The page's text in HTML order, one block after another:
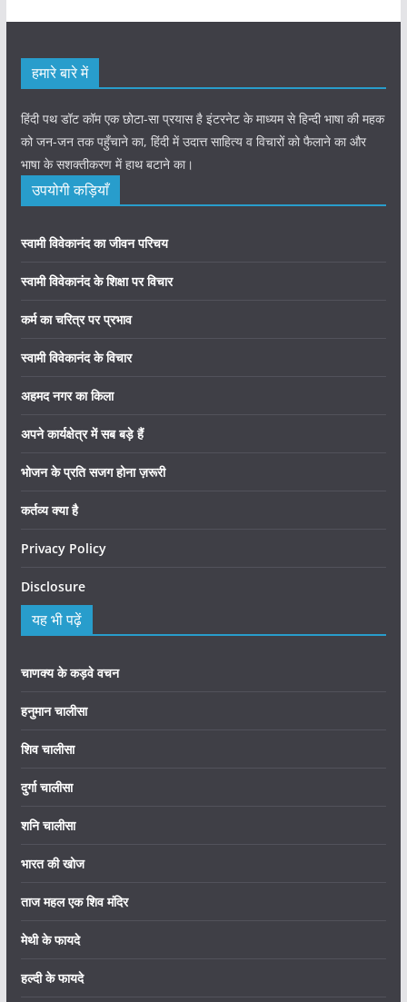
हमारे बारे में
हिंदी पथ डॉट कॉम एक छोटा-सा प्रयास है इंटरनेट के माध्यम से हिन्दी भाषा की महक
को जन-जन तक पहुँचाने का, हिंदी में उदात्त साहित्य व विचारों को फैलाने का और
भाषा के सशक्तीकरण में हाथ बटाने का।
उपयोगी कड़ियाँ
स्वामी विवेकानंद का जीवन परिचय
स्वामी विवेकानंद के शिक्षा पर विचार
कर्म का चरित्र पर प्रभाव
स्वामी विवेकानंद के विचार
अहमद नगर का किला
अपने कार्यक्षेत्र में सब बड़े हैं
भोजन के प्रति सजग होना ज़रूरी
कर्तव्य क्या है
Privacy Policy
Disclosure
यह भी पढ़ें
चाणक्य के कड़वे वचन
हनुमान चालीसा
शिव चालीसा
दुर्गा चालीसा
शनि चालीसा
भारत की खोज
ताज महल एक शिव मंदिर
मेथी के फायदे
हल्दी के फायदे